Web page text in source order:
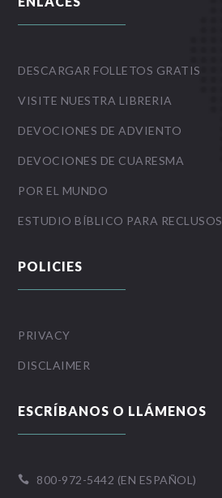
DESCARGAR FOLLETOS GRATIS
VISITE NUESTRA LIBRERIA
DEVOCIONES DE ADVIENTO
DEVOCIONES DE CUARESMA
POR EL MUNDO
ESTUDIO BÍBLICO PARA RECLUSOS
POLICIES
PRIVACY
DISCLAIMER
ESCRÍBANOS O LLÁMENOS
 800-972-5442 (EN ESPAÑOL)